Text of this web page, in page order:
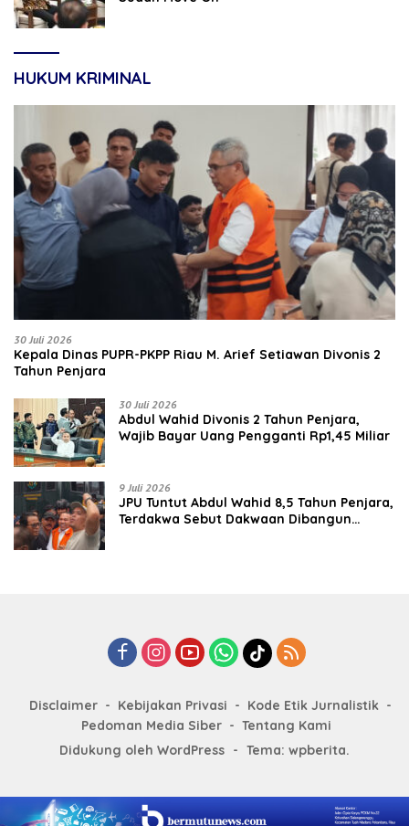
HUKUM KRIMINAL
30 Juli 2026
Kepala Dinas PUPR-PKPP Riau M. Arief Setiawan Divonis 2
Tahun Penjara
30 Juli 2026
‎‎Abdul Wahid Divonis 2 Tahun Penjara,
Wajib Bayar Uang Pengganti Rp1,45 Miliar
9 Juli 2026
JPU Tuntut Abdul Wahid 8,5 Tahun Penjara,
Terdakwa Sebut Dakwaan Dibangun
Disclaimer Kebijakan Privasi
Kode Etik Jurnalistik
Pedoman Media Siber
Tentang Kami
Didukung oleh WordPress - Tema: wpberita.